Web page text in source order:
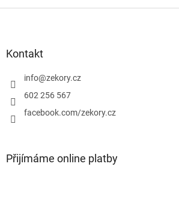
i
Kontakt
info@zekory.cz
602 256 567
facebook.com/zekory.cz
Přijímáme online platby